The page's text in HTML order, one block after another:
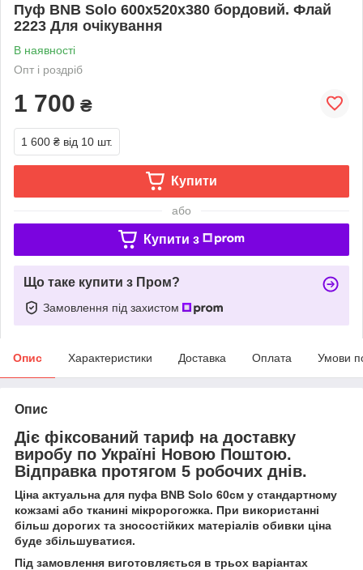
Пуф BNB Solo 600x520x380 бордовий. Флай
2223 Для очікування
В наявності
Опт і роздріб
1 700 ₴
1 600 ₴ від 10 шт.
Купити
або
Купити з
Що таке купити з Пром?
Замовлення під захистом
Опис Характеристики Доставка Оплата Умови
Опис
Діє фіксований тариф на доставку
виробу по Україні Новою Поштою.
Відправка протягом 5 робочих днів.
Ціна актуальна для пуфа BNB Solo 60см у стандартному
кожзамі або тканині мікророгожка. При використанні
більш дорогих та зносостійких матеріалів обивки ціна
буде збільшуватися.
Під замовлення виготовляється в трьох варіантах